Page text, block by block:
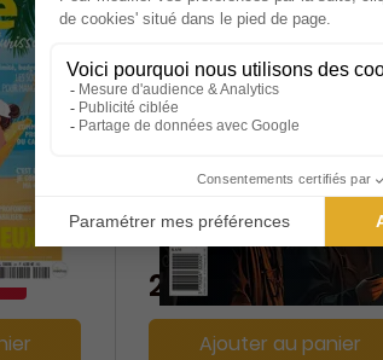
Durée libre
2,00 €
Ajouter au panier